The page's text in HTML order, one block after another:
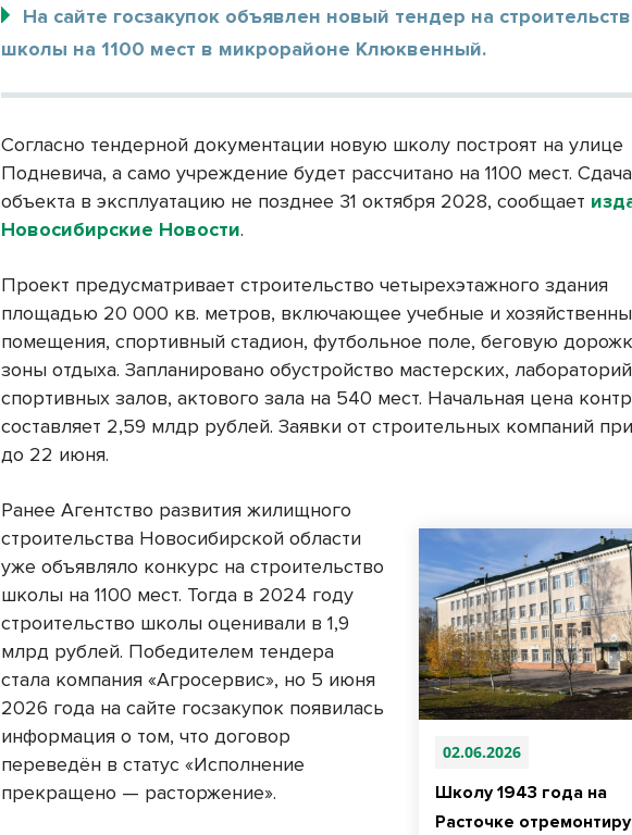
На сайте госзакупок объявлен новый тендер на
школы на 1100 мест в микрорайоне Клюквенный.
Согласно тендерной документации новую школу построят на улице
Подневича, а само учреждение будет рассчитано на 1100 мест. Сдача
объекта в эксплуатацию не позднее 31 октября 2028, сообщает
Новосибирские Новости.
Проект предусматривает строительство четырехэтажного здания
площадью 20 000 кв. метров, включающее учебные и
помещения, спортивный стадион, футбольное поле, беговую
зоны отдыха. Запланировано обустройство мастерских,
спортивных залов, актового зала на 540 мест. Начальная цена
составляет 2,59 млдр рублей. Заявки от строительных компаний
до 22 июня.
02.06.2026
Школу 1943 года на
Расточке
Ранее Агентство развития жилищного
строительства Новосибирской области
уже объявляло конкурс на строительство
школы на 1100 мест. Тогда в 2024 году
строительство школы оценивали в 1,9
млрд рублей. Победителем тендера
стала компания «Агросервис», но 5 июня
2026 года на сайте госзакупок появилась
информация о том, что договор
переведён в статус «Исполнение
прекращено — расторжение».